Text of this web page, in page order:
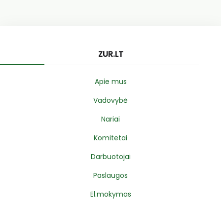
ZUR.LT
Apie mus
Vadovybė
Nariai
Komitetai
Darbuotojai
Paslaugos
El.mokymas